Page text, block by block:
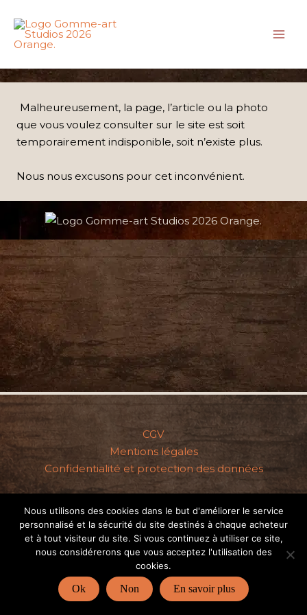
contenu
Malheureusement, la page, l’article ou la photo
que vous voulez consulter sur le site est soit
temporairement indisponible, soit n’existe plus.
Nous nous excusons pour cet inconvénient.
CGV
Mentions légales
Confidentialité et protection des données
Copyright © 2026 - Gomme-Art Studios
Artiste basée dans l'Oise (60)
Nous utilisons des cookies dans le but d'améliorer le service
personnalisé et la sécurité du site destinés à chaque acheteur
et à tout visiteur du site. Si vous continuez à utiliser ce site,
nous considérerons que vous acceptez l'utilisation des
cookies.
Ok Non En savoir plus